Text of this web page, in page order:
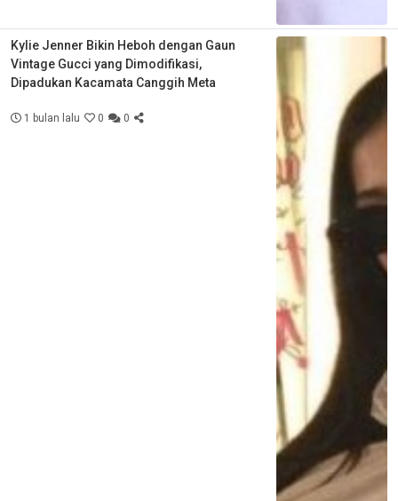
Kylie Jenner Bikin Heboh dengan Gaun
Vintage Gucci yang Dimodifikasi,
Dipadukan Kacamata Canggih Meta
1 bulan lalu 0 0